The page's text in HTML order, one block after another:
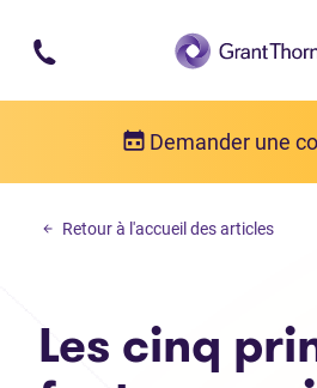
Passer au contenu
Demander une
Gestion de l'argent
Retour à l'accueil des articles
Les cinq